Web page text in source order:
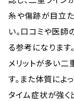
糸や傷跡が目立
い。口コミや医師
る参考になります。
メリットが多い二
す。また体質によ
タイム症状が強く